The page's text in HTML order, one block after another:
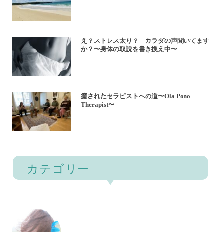
え？ストレス太り？ カラダの声聞いてます
か？〜身体の取説を書き換え中〜
癒されたセラピストへの道〜Ola Pono
Therapist〜